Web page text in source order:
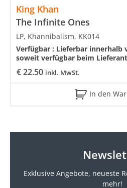
King Khan
The Infinite Ones
€22.50 inkl. MwSt.
LP, Khannibalism, KK014
Verfügbar : Lieferbar innerhalb
soweit verfügbar beim
In den
Exklusive Angebote, neueste
mehr!